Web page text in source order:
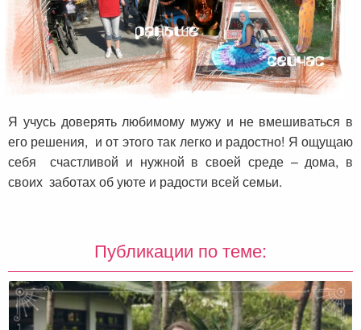
Я учусь доверять любимому мужу и не вмешиваться в
его решения, и от этого так легко и радостно! Я ощущаю
себя счастливой и нужной в своей среде – дома, в
своих заботах об уюте и радости всей семьи.
Публикации по теме: